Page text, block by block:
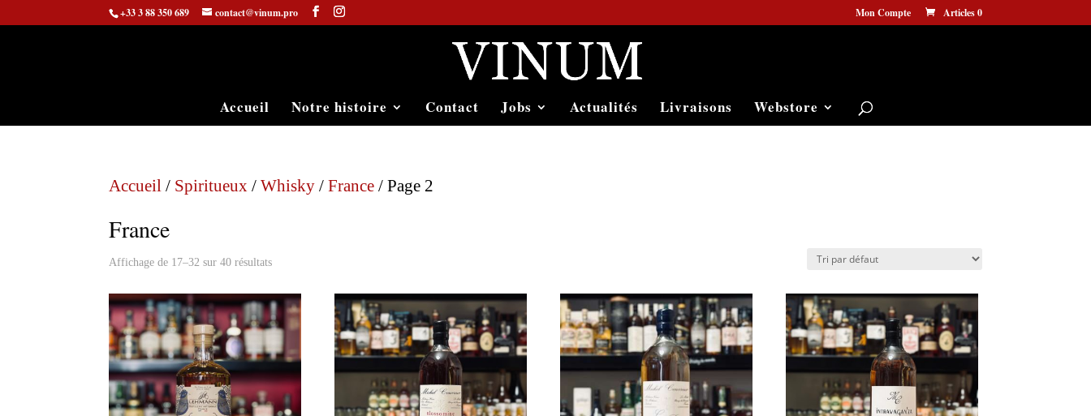
+33 3 88 350 689 contact@vinum.pro Mon Compte Articles 0
Accueil Notre histoire Contact Jobs Actualités Livraisons Webstore
Accueil / Spiritueux /Whisky /France / Page 2
France
Affichage de 17–32 sur 40 résultats